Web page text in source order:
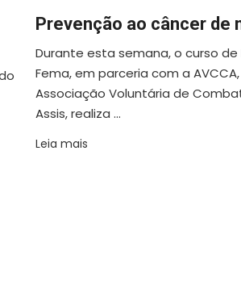
Prevenção ao câncer de
Durante esta semana, o curso
Fema, em parceria com a AVCCA,
Associação Voluntária de
Assis, realiza ...
Leia mais